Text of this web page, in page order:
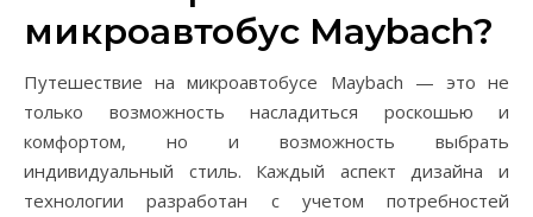
микроавтобус Maybach?
Путешествие на микроавтобусе Maybach — это не
только возможность насладиться роскошью и
комфортом, но и возможность выбрать
индивидуальный стиль. Каждый аспект дизайна и
технологии разработан с учетом потребностей